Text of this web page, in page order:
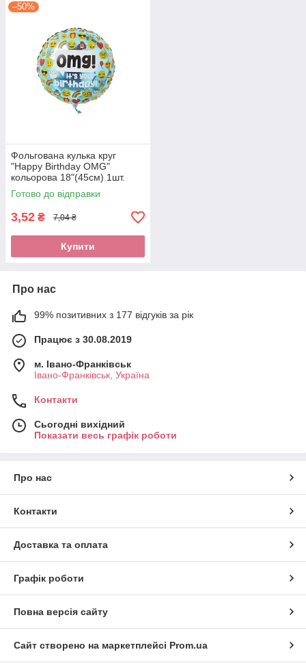
–50%
Фольгована кулька круг
"Happy Birthday OMG"
кольорова 18"(45см) 1шт.
Готово до відправки
3,52 ₴ 7,04 ₴
Купити
Про нас
99% позитивних з 177 відгуків за рік
Працює з 30.08.2019
м. Івано-Франківськ
Івано-Франківськ, Україна
Контакти
Сьогодні вихідний
Показати весь графік роботи
Про нас
Контакти
Доставка та оплата
Графік роботи
Повна версія сайту
Сайт створено на маркетплейсі Prom.ua